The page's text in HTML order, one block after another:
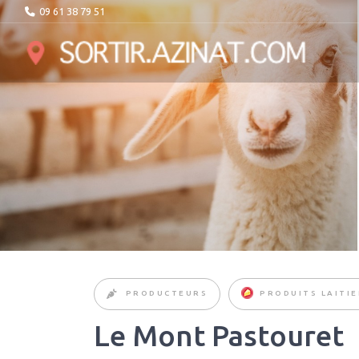
09 61 38 79 51
PRODUCTEURS PRODUITS
Le Mont Pastouret